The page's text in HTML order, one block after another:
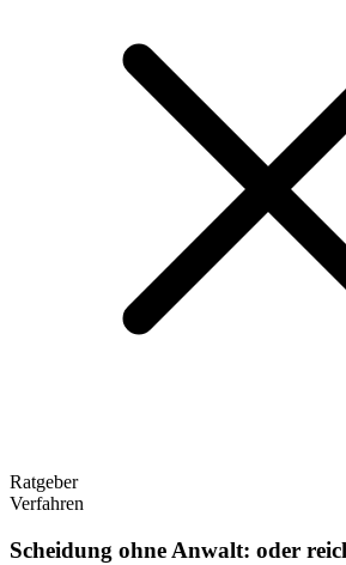
Ratgeber
Verfahren
Scheidung ohne Anwalt: oder